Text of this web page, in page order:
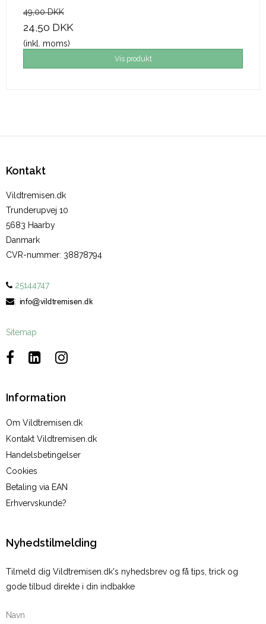
49,00 DKK
24,50 DKK
(inkl. moms)
Vis produkt
Kontakt
Vildtremisen.dk
Trunderupvej 10
5683 Haarby
Danmark
CVR-nummer: 38878794
25144747
:
Sitemap
Information
Om Vildtremisen.dk
Kontakt Vildtremisen.dk
Handelsbetingelser
Cookies
Betaling via EAN
Erhvervskunde?
Nyhedstilmelding
Tilmeld dig Vildtremisen.dk's nyhedsbrev og få tips, trick og
gode tilbud direkte i din indbakke